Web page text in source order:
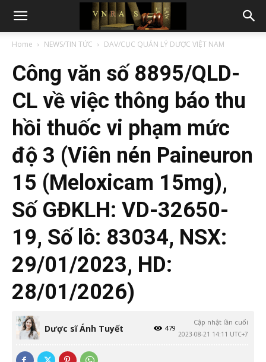
Home NEWS/TIN TỨC DAV/CỤC QUẢN LÝ DƯỢC VIỆT NAM
Công văn số 8895/QLD-
CL về việc thông báo thu
hồi thuốc vi phạm mức
độ 3 (Viên nén Paineuron
15 (Meloxicam 15mg),
Số GĐKLH: VD-32650-
19, Số lô: 83034, NSX:
29/01/2023, HD:
28/01/2026)
Dược sĩ Ánh Tuyết
Cập nhật lần cuối
2023-08-21 14:11 UTC+7
479